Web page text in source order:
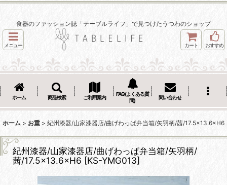
食器のファッション誌「テーブルライフ」で見つけたうつわのショップ
メニュー カート おすすめ
ホーム 商品検索 ご利用案内
FAQ(よくある質
問)
問い合わせ
ホーム > お重 > 紀州漆器/山家漆器店/曲げわっぱ弁当箱/矢羽柄/茜/17.5×13.6×H6
紀州漆器/山家漆器店/曲げわっぱ弁当箱/矢羽柄/
茜/17.5×13.6×H6 [KS-YMG013]